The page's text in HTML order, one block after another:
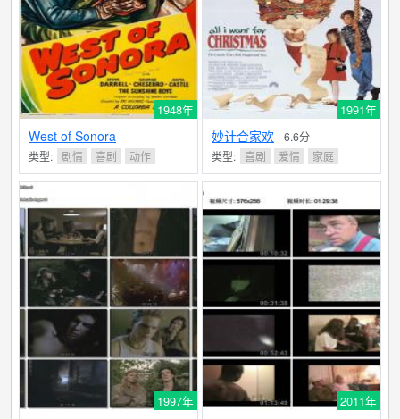
1948年
West of Sonora
类型: 剧情 喜剧 动作
1991年
妙计合家欢 - 6.6分
类型: 喜剧 爱情 家庭
1997年 2011年